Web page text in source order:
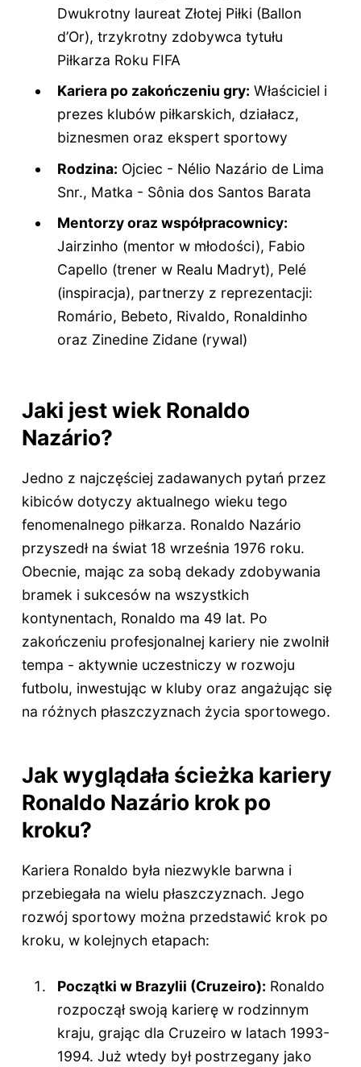
Dwukrotny laureat Złotej Piłki (Ballon
d’Or), trzykrotny zdobywca tytułu
Piłkarza Roku FIFA
Kariera po zakończeniu gry: Właściciel i
prezes klubów piłkarskich, działacz,
biznesmen oraz ekspert sportowy
Rodzina: Ojciec - Nélio Nazário de Lima
Snr., Matka - Sônia dos Santos Barata
Mentorzy oraz współpracownicy:
Jairzinho (mentor w młodości), Fabio
Capello (trener w Realu Madryt), Pelé
(inspiracja), partnerzy z reprezentacji:
Romário, Bebeto, Rivaldo, Ronaldinho
oraz Zinedine Zidane (rywal)
Jaki jest wiek Ronaldo
Nazário?
Jedno z najczęściej zadawanych pytań przez
kibiców dotyczy aktualnego wieku tego
fenomenalnego piłkarza. Ronaldo Nazário
przyszedł na świat 18 września 1976 roku.
Obecnie, mając za sobą dekady zdobywania
bramek i sukcesów na wszystkich
kontynentach, Ronaldo ma 49 lat. Po
zakończeniu profesjonalnej kariery nie zwolnił
tempa - aktywnie uczestniczy w rozwoju
futbolu, inwestując w kluby oraz angażując się
na różnych płaszczyznach życia sportowego.
Jak wyglądała ścieżka kariery
Ronaldo Nazário krok po
kroku?
Kariera Ronaldo była niezwykle barwna i
przebiegała na wielu płaszczyznach. Jego
rozwój sportowy można przedstawić krok po
kroku, w kolejnych etapach:
Początki w Brazylii (Cruzeiro): Ronaldo
rozpoczął swoją karierę w rodzinnym
kraju, grając dla Cruzeiro w latach 1993-
1994. Już wtedy był postrzegany jako